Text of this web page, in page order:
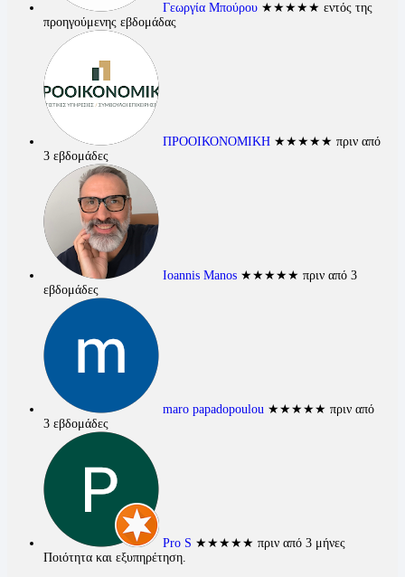
Γεωργία Μπούρου ★★★★★ εντός της
προηγούμενης εβδομάδας
ΠΡΟΟΙΚΟΝΟΜΙΚΗ ★★★★★ πριν από
3 εβδομάδες
Ioannis Manos ★★★★★ πριν από 3
εβδομάδες
maro papadopoulou ★★★★★ πριν από
3 εβδομάδες
Pro S ★★★★★ πριν από 3 μήνες
Ποιότητα και εξυπηρέτηση.